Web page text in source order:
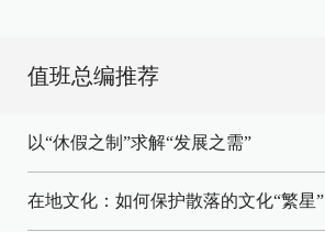
值班总编推荐
以“休假之制”求解“发展之需”
在地文化：如何保护散落的文化“繁星”